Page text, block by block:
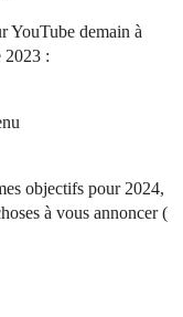
YouTube demain à
2023 :
objectifs pour 2024,
à vous annoncer (